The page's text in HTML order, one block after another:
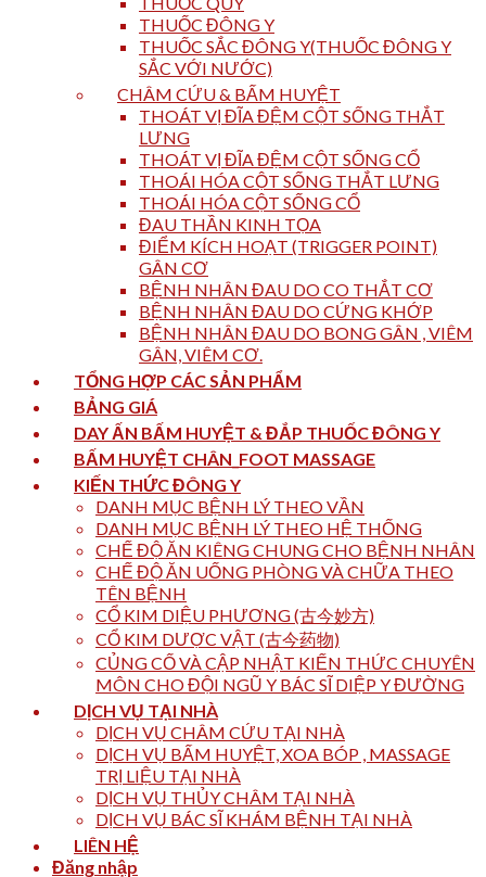
THUỐC ĐÔNG Y
THUỐC SẮC ĐÔNG Y(THUỐC ĐÔNG Y
SẮC VỚI NƯỚC)
CHÂM CỨU & BẤM HUYỆT
THOÁT VỊ ĐĨA ĐỆM CỘT SỐNG THẮT
LƯNG
THOÁT VỊ ĐĨA ĐỆM CỘT SỐNG CỔ
THOÁI HÓA CỘT SỐNG THẮT LƯNG
THOÁI HÓA CỘT SỐNG CỔ
ĐAU THẦN KINH TỌA
ĐIỂM KÍCH HOẠT (TRIGGER POINT)
GÂN CƠ
BỆNH NHÂN ĐAU DO CO THẮT CƠ
BỆNH NHÂN ĐAU DO CỨNG KHỚP
BỆNH NHÂN ĐAU DO BONG GÂN , VIÊM
GÂN, VIÊM CƠ.
TỔNG HỢP CÁC SẢN PHẨM
BẢNG GIÁ
DAY ẤN BẤM HUYỆT & ĐẮP THUỐC ĐÔNG Y
BẤM HUYỆT CHÂN_FOOT MASSAGE
KIẾN THỨC ĐÔNG Y
DANH MỤC BỆNH LÝ THEO VẦN
DANH MỤC BỆNH LÝ THEO HỆ THỐNG
CHẾ ĐỘ ĂN KIÊNG CHUNG CHO BỆNH NHÂN
CHẾ ĐỘ ĂN UỐNG PHÒNG VÀ CHỮA THEO
TÊN BỆNH
CỔ KIM DIỆU PHƯƠNG (古今妙方)
CỔ KIM DƯỢC VẬT (古今药物)
CỦNG CỐ VÀ CẬP NHẬT KIẾN THỨC CHUYÊN
MÔN CHO ĐỘI NGŨ Y BÁC SĨ DIỆP Y ĐƯỜNG
DỊCH VỤ TẠI NHÀ
DỊCH VỤ CHÂM CỨU TẠI NHÀ
DỊCH VỤ BẤM HUYỆT, XOA BÓP , MASSAGE
TRỊ LIỆU TẠI NHÀ
DỊCH VỤ THỦY CHÂM TẠI NHÀ
DỊCH VỤ BÁC SĨ KHÁM BỆNH TẠI NHÀ
LIÊN HỆ
Đăng nhập